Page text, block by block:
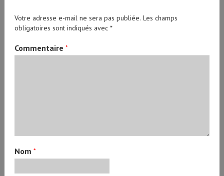
Votre adresse e-mail ne sera pas publiée. Les champs
obligatoires sont indiqués avec*
Commentaire*
Nom*